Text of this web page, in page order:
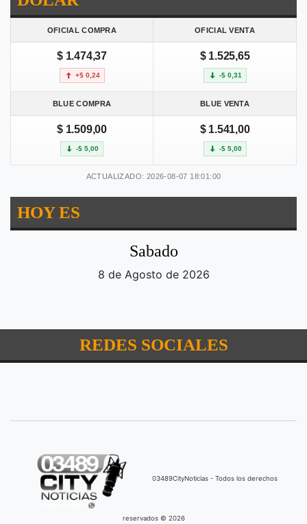
OFICIAL COMPRA OFICIAL VENTA
$ 1.474,37
+$ 0,24
$ 1.525,65
-$ 0,31
BLUE COMPRA BLUE VENTA
$ 1.509,00
-$ 5,00
$ 1.541,00
-$ 5,00
ACTUALIZADO: 2026-08-07 18:01:00
HOY ES
Sabado
8 de Agosto de 2026
REDES SOCIALES
03489CityNoticias - Todos los derechos
reservados © 2026